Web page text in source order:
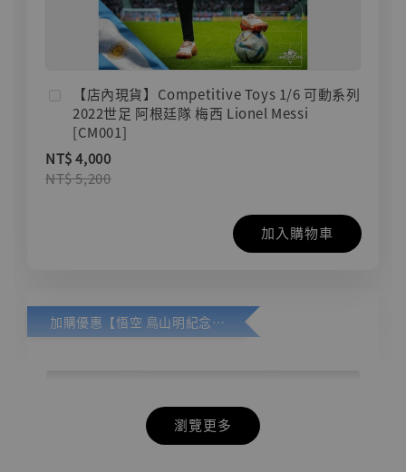
【店內現貨】Competitive Toys 1/6 可動系列
2022世足 阿根廷隊 梅西 Lionel Messi
[CM001]
NT$ 4,000
NT$ 5,200
加入購物車
加購優惠【悟空 鳥山明紀念款 [奇蹟工作室]】
瀏覽更多